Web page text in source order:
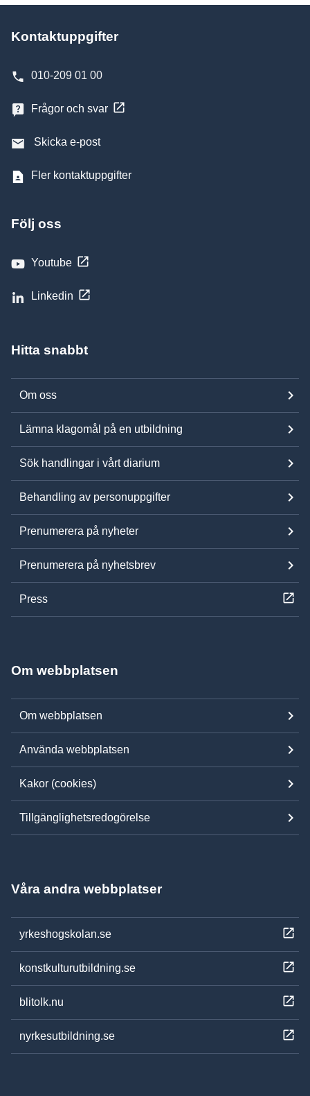
Kontaktuppgifter
010-209 01 00
Frågor och svar
Skicka e-post
Fler kontaktuppgifter
Följ oss
Youtube
Linkedin
Hitta snabbt
Om oss
Lämna klagomål på en utbildning
Sök handlingar i vårt diarium
Behandling av personuppgifter
Prenumerera på nyheter
Prenumerera på nyhetsbrev
Press
Om webbplatsen
Om webbplatsen
Använda webbplatsen
Kakor (cookies)
Tillgänglighetsredogörelse
Våra andra webbplatser
yrkeshogskolan.se
konstkulturutbildning.se
blitolk.nu
nyrkesutbildning.se